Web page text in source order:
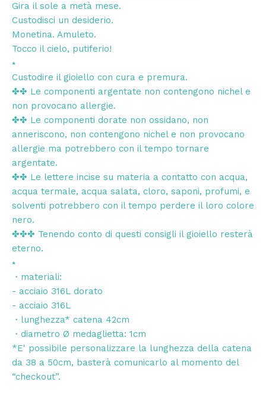
Gira il sole a metà mese.
Custodisci un desiderio.
Monetina. Amuleto.
Tocco il cielo, putiferio!
⭑
Custodire il gioiello con cura e premura.
✤✤ Le componenti argentate non contengono nichel e
non provocano allergie.
✤✤ Le componenti dorate non ossidano, non
anneriscono, non contengono nichel e non provocano
allergie ma potrebbero con il tempo tornare
argentate.
✤✤ Le lettere incise su materia a contatto con acqua,
acqua termale, acqua salata, cloro, saponi, profumi, e
solventi potrebbero con il tempo perdere il loro colore
nero.
✤✤✤ Tenendo conto di questi consigli il gioiello resterà
eterno.
⭑
・materiali:
- acciaio 316L dorato
- acciaio 316L
・lunghezza* catena 42cm
・diametro Ø medaglietta: 1cm
*E' possibile personalizzare la lunghezza della catena
da 38 a 50cm, basterà comunicarlo al momento del
“checkout”.